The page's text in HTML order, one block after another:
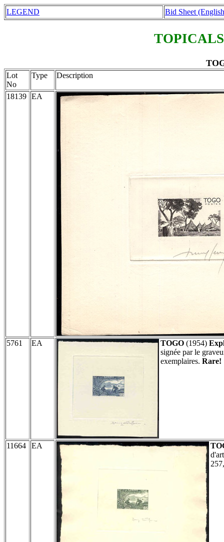
LEGEND Bid Sheet
Lot
No
Type Description
18139 EA
5761 EA TOGO (1954)
signée par le
exemplaires. Rare!
11664 EA